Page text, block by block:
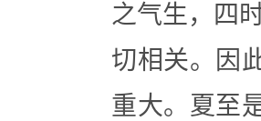
之气生，四
切相关。因
重大。夏至